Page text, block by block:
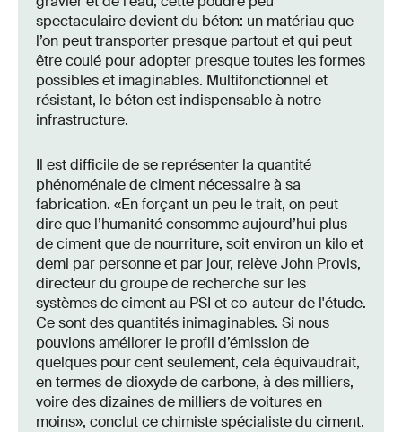
spectaculaire devient du béton: un matériau que
l’on peut transporter presque partout et qui peut
être coulé pour adopter presque toutes les formes
possibles et imaginables. Multifonctionnel et
résistant, le béton est indispensable à notre
infrastructure.
Il est difficile de se représenter la quantité
phénoménale de ciment nécessaire à sa
fabrication. «En forçant un peu le trait, on peut
dire que l’humanité consomme aujourd’hui plus
de ciment que de nourriture, soit environ un kilo et
demi par personne et par jour, relève John Provis,
directeur du groupe de recherche sur les
systèmes de ciment au PSI et co-auteur de l'étude.
Ce sont des quantités inimaginables. Si nous
pouvions améliorer le profil d’émission de
quelques pour cent seulement, cela équivaudrait,
en termes de dioxyde de carbone, à des milliers,
voire des dizaines de milliers de voitures en
moins», conclut ce chimiste spécialiste du ciment.